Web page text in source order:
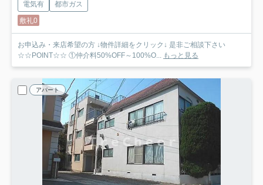
電気有
都市ガス
敷礼0
お申込み・来店希望の方 ↓物件詳細をクリック↓ 是非ご相談下さい
☆☆POINT☆☆ ①仲介料50%OFF～100%O...
もっと見る
アパート